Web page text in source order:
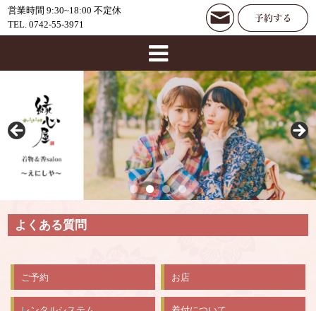
営業時間 9:30~18:00 不定休
TEL. 0742-55-3971
よくある質問
ご予約 お店